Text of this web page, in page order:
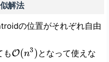
解法
の位置がそれぞれ自由
もO(n3) となって使えな